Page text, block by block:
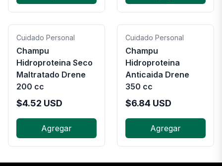
Cuidado Personal
Champu
Hidroproteina Seco
Maltratado Drene
200 cc
$4.52 USD
Agregar
Cuidado Personal
Champu
Hidroproteina
Anticaida Drene
350 cc
$6.84 USD
Agregar